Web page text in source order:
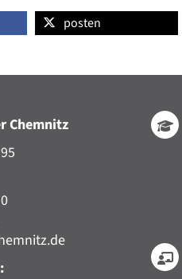
posten
Chemnitz